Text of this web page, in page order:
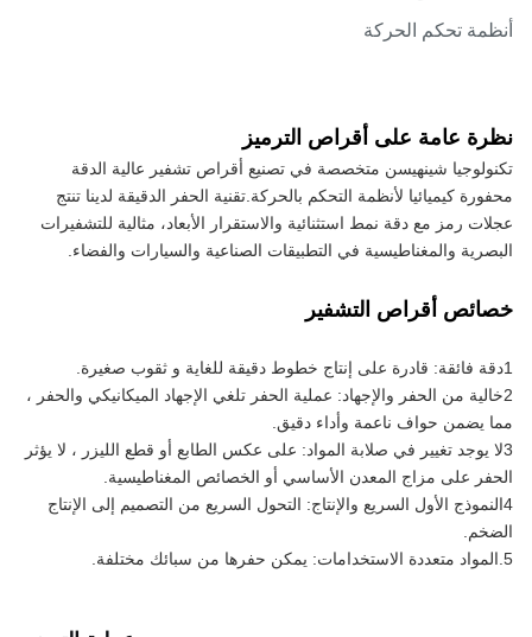
تحكم الحركة
عامة على أقراص الترميز
تكنولوجيا شينهيسن متخصصة في تصنيع أقراص تشفير عالية الدقة
محفورة كيميائيا لأنظمة التحكم بالحركة.تقنية الحفر الدقيقة لدينا تنتج
عجلات رمز مع دقة نمط استثنائية والاستقرار الأبعاد، مثالية للتشفيرات
والمغناطيسية في التطبيقات الصناعية والسيارات والفضاء.
أقراص التشفير
2خالية من الحفر والإجهاد: عملية الحفر تلغي الإجهاد الميكانيكي والحفر ،
يضمن حواف ناعمة وأداء دقيق.
3لا يوجد تغيير في صلابة المواد: على عكس الطابع أو قطع الليزر ، لا يؤثر
على مزاج المعدن الأساسي أو الخصائص المغناطيسية.
4النموذج الأول السريع والإنتاج: التحول السريع من التصميم إلى الإنتاج